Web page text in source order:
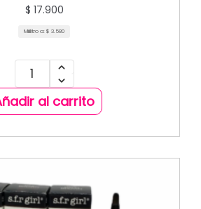
$ 17.900
Mililitro a: $ 3.580
al carrito